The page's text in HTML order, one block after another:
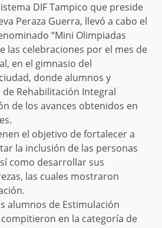
DIF Tampico que preside
Peraza Guerra, llevó a cabo el
“Mini Olimpiadas
las celebraciones por el mes de
en el gimnasio del
donde alumnos y
Rehabilitación Integral
de los avances obtenidos en
el objetivo de fortalecer a
la inclusión de las personas
como desarrollar sus
las cuales mostraron
alumnos de Estimulación
en la categoría de